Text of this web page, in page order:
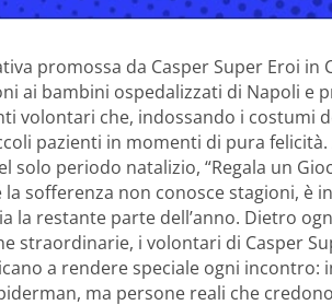
promossa da Casper Super Eroi in
ai bambini ospedalizzati di Napoli e
volontari che, indossando i costumi
pazienti in momenti di pura felicità.
periodo natalizio, “Regala un
sofferenza non conosce stagioni, è
la restante parte dell’anno. Dietro
straordinarie, i volontari di Casper
a rendere speciale ogni incontro:
ma persone reali che